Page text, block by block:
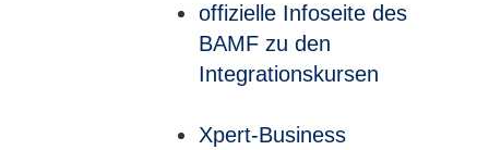
offizielle Infoseite des
BAMF zu den
Integrationskursen
Xpert-Business